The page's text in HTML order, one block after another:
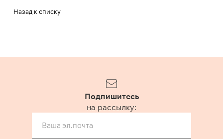
Назад к списку
Подпишитесь
на рассылку: